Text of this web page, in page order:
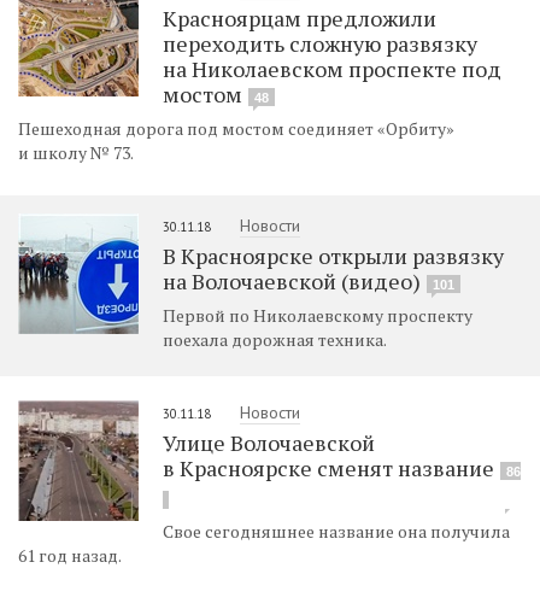
Красноярцам предложили
переходить сложную развязку
на Николаевском проспекте под
мостом
48
Пешеходная дорога под мостом соединяет «Орбиту»
и школу № 73.
30.11.18 Новости
В Красноярске открыли развязку
на Волочаевской (видео)
101
Первой по Николаевскому проспекту
поехала дорожная техника.
30.11.18 Новости
Улице Волочаевской
в Красноярске сменят название
86
Свое сегодняшнее название она получила
61 год назад.